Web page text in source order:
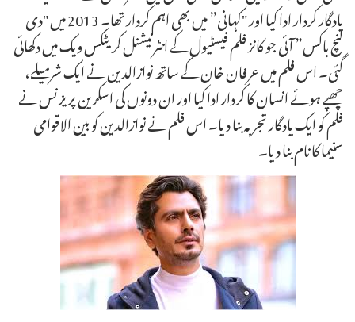
یادگار کردار ادا کیا اور "کہانی” میں بھی اہم کردار تھا۔ 2013 میں "دی
لنچ باکس” آئی جو کانز فلم فیسٹیول کے انٹرنیشنل کریٹکس ویک میں دکھائی
گئی۔ اس فلم میں عرفان خان کے ساتھ نوازالدین نے ایک شرمیلے،
چھپے ہوئے انسان کا کردار ادا کیا اور ان دونوں کی اسکرین پریزنس نے
فلم کو ایک یادگار تجربہ بنا دیا۔ اس فلم نے نوازالدین کو بین الاقوامی
سنیما کا نام بنا دیا۔